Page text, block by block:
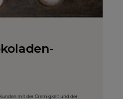
mit der Cremigkeit und der